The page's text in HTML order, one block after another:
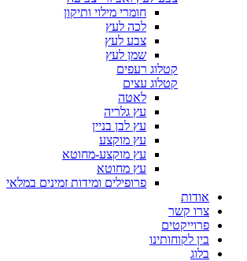
חומרי מילוי ותיקון
לכה לעץ
צבע לעץ
שמן לעץ
קטלוג רעפים
קטלוג עצים
לאטה
עץ גלריה
עץ לבן בניין
עץ מוקצע
עץ מוקצע-מחוטא
עץ מחוטא
פרופילים ומידות זמינים במלאי
אודות
צרו קשר
פרוייקטים
בין לקוחותינו
בלוג